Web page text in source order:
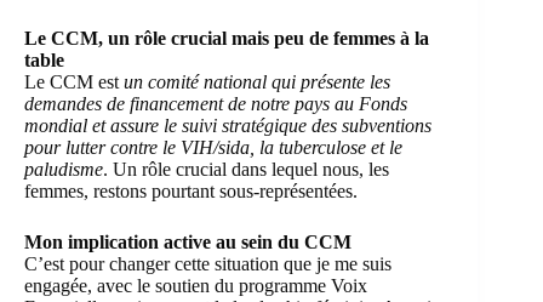
Le CCM, un rôle crucial mais peu de femmes à la
table
Le CCM est un comité national qui présente les
demandes de financement de notre pays au Fonds
mondial et assure le suivi stratégique des subventions
pour lutter contre le VIH/sida, la tuberculose et le
paludisme. Un rôle crucial dans lequel nous, les
femmes, restons pourtant sous-représentées.
Mon implication active au sein du CCM
C’est pour changer cette situation que je me suis
engagée, avec le soutien du programme Voix